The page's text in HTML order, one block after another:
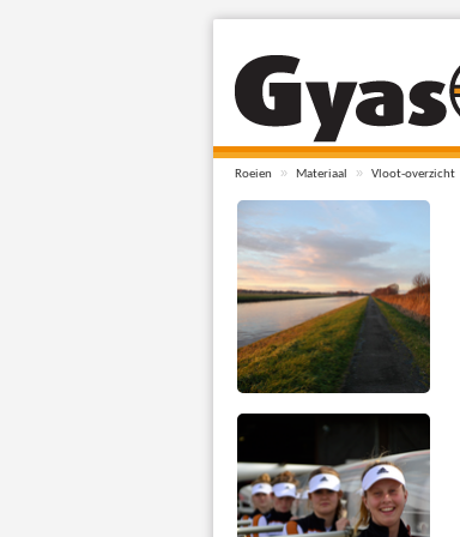
Roeien » Materiaal » Vloot-overzicht